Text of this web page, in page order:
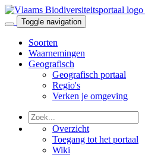
Toggle navigation
Soorten
Waarnemingen
Geografisch
Geografisch portaal
Regio's
Verken je omgeving
Overzicht
Toegang tot het portaal
Wiki